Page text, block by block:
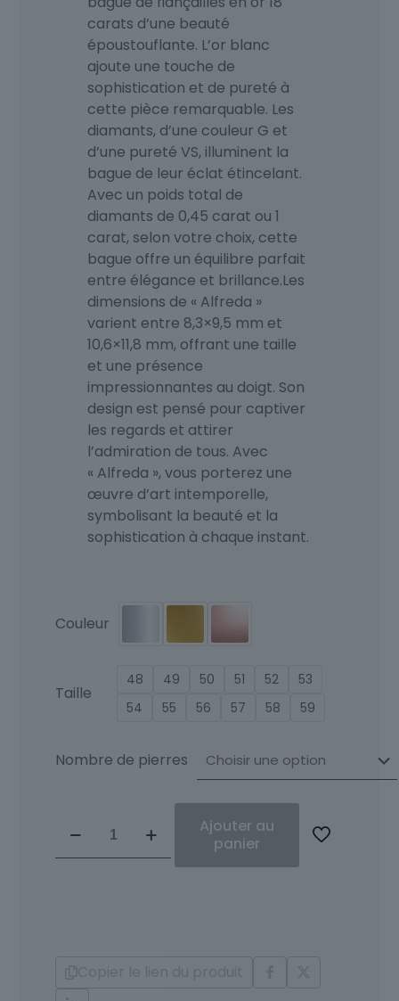
carats d’une beauté
époustouflante. L’or blanc
ajoute une touche de
sophistication et de pureté à
cette pièce remarquable. Les
diamants, d’une couleur G et
d’une pureté VS, illuminent la
bague de leur éclat étincelant.
Avec un poids total de
diamants de 0,45 carat ou 1
carat, selon votre choix, cette
bague offre un équilibre parfait
entre élégance et brillance.Les
dimensions de « Alfreda »
varient entre 8,3×9,5 mm et
10,6×11,8 mm, offrant une taille
et une présence
impressionnantes au doigt. Son
design est pensé pour captiver
les regards et attirer
l’admiration de tous. Avec
« Alfreda », vous porterez une
œuvre d’art intemporelle,
symbolisant la beauté et la
sophistication à chaque instant.
Couleur
Taille
48 49 50 51 52
53
54
55 56 57 58 59
Nombre de pierres
Solitaire
Ajouter au
panier